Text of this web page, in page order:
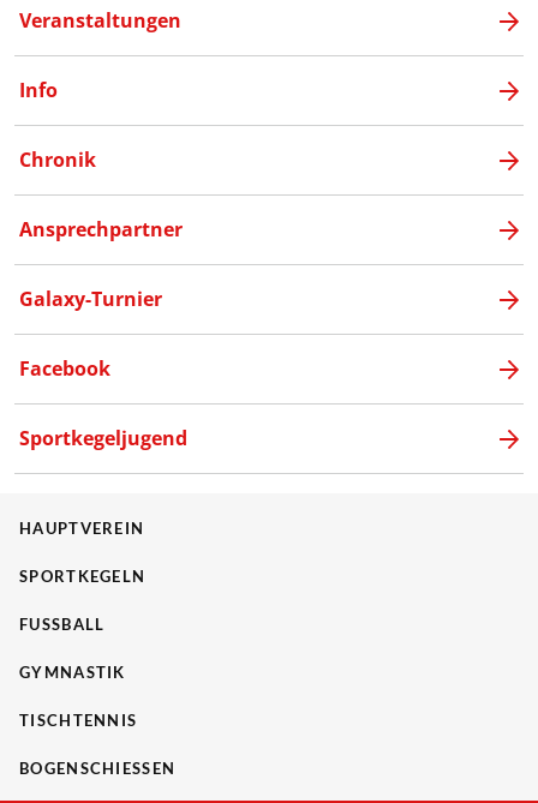
Veranstaltungen
Info
Chronik
Ansprechpartner
Galaxy-Turnier
Facebook
Sportkegeljugend
HAUPTVEREIN
SPORTKEGELN
FUSSBALL
GYMNASTIK
TISCHTENNIS
BOGENSCHIESSEN